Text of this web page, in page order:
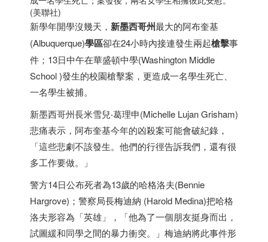
(美聯社)
新學年開學沒幾天， 新墨西哥州最大的阿布奎基
(Albuquerque)學區卻在24小時內接連發生兩起槍擊事
件；13日中午在華盛頓中學(Washington Middle
School )發生的校園槍擊案，更造成一名學生死亡、
一名學生被捕。
新墨西哥州長米雪兒‧葛理申(Michelle Lujan Grisham)
悲痛表示，阿布奎基今年的凶殺案可能會破紀錄，
「這些悲劇不該發生。他們的行徑告訴我們，還有很
多工作要做。」
警方14日公布死者為13歲的哈格洛夫(Bennie
Hargrove)；警察局長梅迪納 (Harold Medina)把哈格
洛夫形容為「英雄」，「他為了一個朋友挺身而出，
試圖緩和同學之間的暴力衝突。」梅迪納將此事件形